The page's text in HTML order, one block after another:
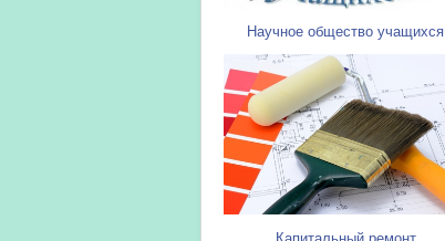
Научное общество учащихся